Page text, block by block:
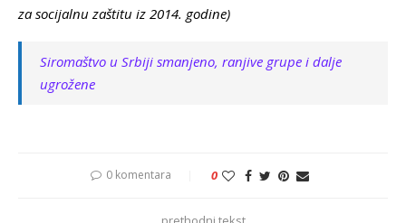
za socijalnu zaštitu iz 2014. godine)
Siromaštvo u Srbiji smanjeno, ranjive grupe i dalje
ugrožene
0 komentara 0